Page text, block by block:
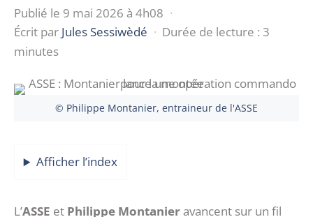
Publié le 9 mai 2026 à 4h08 ·
Écrit par Jules Sessiwèdé · Durée de lecture : 3
minutes
© Philippe Montanier, entraineur de l'ASSE
Afficher l’index
L’ASSE et Philippe Montanieravancent sur un fil